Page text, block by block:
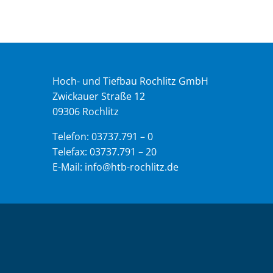
Hoch- und Tiefbau Rochlitz GmbH
Zwickauer Straße 12
09306 Rochlitz
Telefon: 03737.791 – 0
Telefax: 03737.791 – 20
E-Mail: info@htb-rochlitz.de